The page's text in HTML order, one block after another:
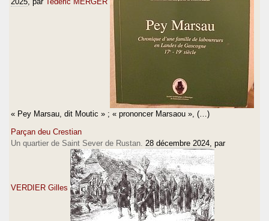
« Pey Marsau, dit Moutic » ; « prononcer Marsaou », (…)
Parçan deu Crestian
Un quartier de Saint Sever de Rustan. 28 décembre 2024 , par
VERDIER Gilles